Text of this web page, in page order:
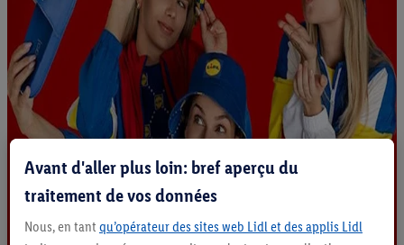
Avant d'aller plus loin: bref aperçu du
traitement de vos données
Nous, en tant qu’opérateur des sites web Lidl et des applis Lidl